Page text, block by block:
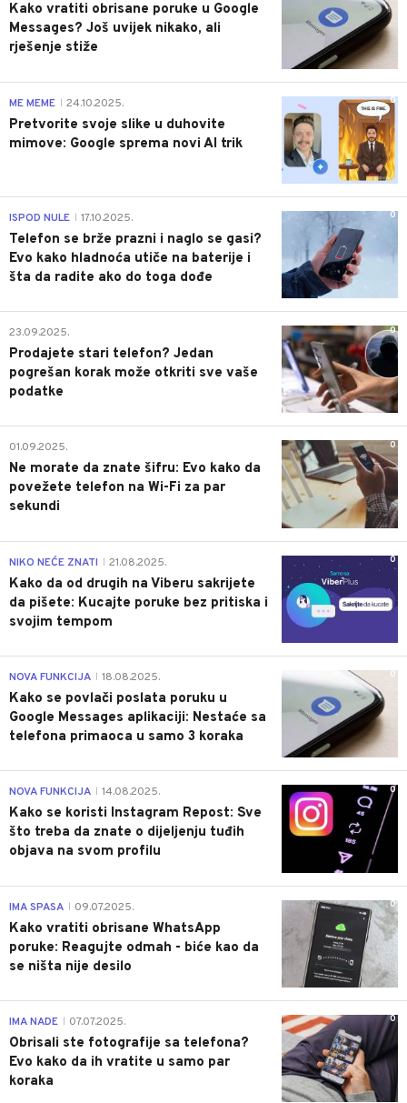
Kako vratiti obrisane poruke u Google
Messages? Još uvijek nikako, ali
rješenje stiže
0
ME MEME 24.10.2025.
Pretvorite svoje slike u duhovite
mimove: Google sprema novi AI trik
0
ISPOD NULE 17.10.2025.
Telefon se brže prazni i naglo se gasi?
Evo kako hladnoća utiče na baterije i
šta da radite ako do toga dođe
0
23.09.2025.
Prodajete stari telefon? Jedan
pogrešan korak može otkriti sve vaše
podatke
0
01.09.2025.
Ne morate da znate šifru: Evo kako da
povežete telefon na Wi-Fi za par
sekundi
0
NIKO NEĆE ZNATI 21.08.2025.
Kako da od drugih na Viberu sakrijete
da pišete: Kucajte poruke bez pritiska i
svojim tempom
0
NOVA FUNKCIJA 18.08.2025.
Kako se povlači poslata poruku u
Google Messages aplikaciji: Nestaće sa
telefona primaoca u samo 3 koraka
0
NOVA FUNKCIJA 14.08.2025.
Kako se koristi Instagram Repost: Sve
što treba da znate o dijeljenju tuđih
objava na svom profilu
0
IMA SPASA 09.07.2025.
Kako vratiti obrisane WhatsApp
poruke: Reagujte odmah - biće kao da
se ništa nije desilo
0
IMA NADE 07.07.2025.
Obrisali ste fotografije sa telefona?
Evo kako da ih vratite u samo par
koraka